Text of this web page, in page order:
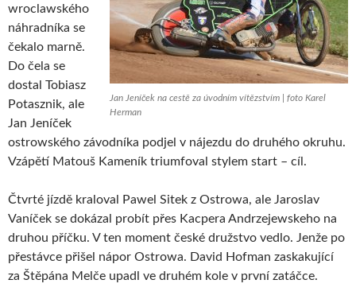
Jan Jeníček na cestě za úvodním vítězstvím | foto Karel
Herman
wroclawského
náhradníka se
čekalo marně.
Do čela se
dostal Tobiasz
Potasznik, ale
Jan Jeníček
ostrowského závodníka podjel v nájezdu do druhého okruhu.
Vzápětí Matouš Kameník triumfoval stylem start – cíl.
Čtvrté jízdě kraloval Pawel Sitek z Ostrowa, ale Jaroslav
Vaníček se dokázal probít přes Kacpera Andrzejewskeho na
druhou příčku. V ten moment české družstvo vedlo. Jenže po
přestávce přišel nápor Ostrowa. David Hofman zaskakující
za Štěpána Melče upadl ve druhém kole v první zatáčce.